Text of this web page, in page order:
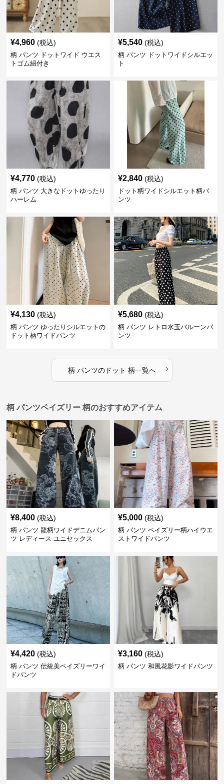
¥4,960 (税込)
柄 パンツ ドットワイド ウエス
トゴム紐付き
¥5,540 (税込)
柄 パンツ ドットワイドシルエッ
ト
¥4,770 (税込)
柄 パンツ 大きなドットゆったり
ハーレム
¥2,840 (税込)
ドット柄ワイドシルエット柄パ
ンツ
¥4,130 (税込)
柄 パンツ ゆったりシルエットの
ドット柄ワイドパンツ
¥5,680 (税込)
柄 パンツ レトロ水玉バルーンパ
ンツ
柄 パンツのドット 柄一覧へ ›
柄 パンツペイズリー 柄のおすすめアイテム
¥8,400 (税込)
柄 パンツ 龍柄ワイドデニムパン
ツ レディース ユニセックス
¥5,000 (税込)
柄 パンツ ペイズリー柄ハイウエ
ストワイドパンツ
¥4,420 (税込)
柄 パンツ 伝統美ペイズリーワイ
ドパンツ
¥3,160 (税込)
柄 パンツ 和風花影ワイドパンツ